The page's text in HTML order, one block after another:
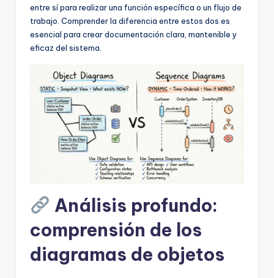
entre sí para realizar una función específica o un flujo de
trabajo. Comprender la diferencia entre estos dos es
esencial para crear documentación clara, mantenible y
eficaz del sistema.
Análisis profundo:
comprensión de los
diagramas de objetos